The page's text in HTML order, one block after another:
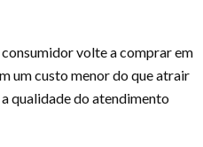
volte a comprar em
um custo menor do que atrair
qualidade do atendimento